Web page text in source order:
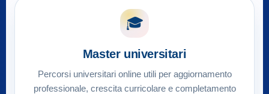
🎓
Master universitari
Percorsi universitari online utili per aggiornamento
professionale, crescita curricolare e completamento